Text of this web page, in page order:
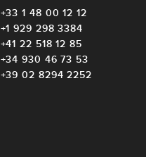
+33 1 48 00 12 12
+1 929 298 3384
+41 22 518 12 85
+34 930 46 73 53
+39 02 8294 2252